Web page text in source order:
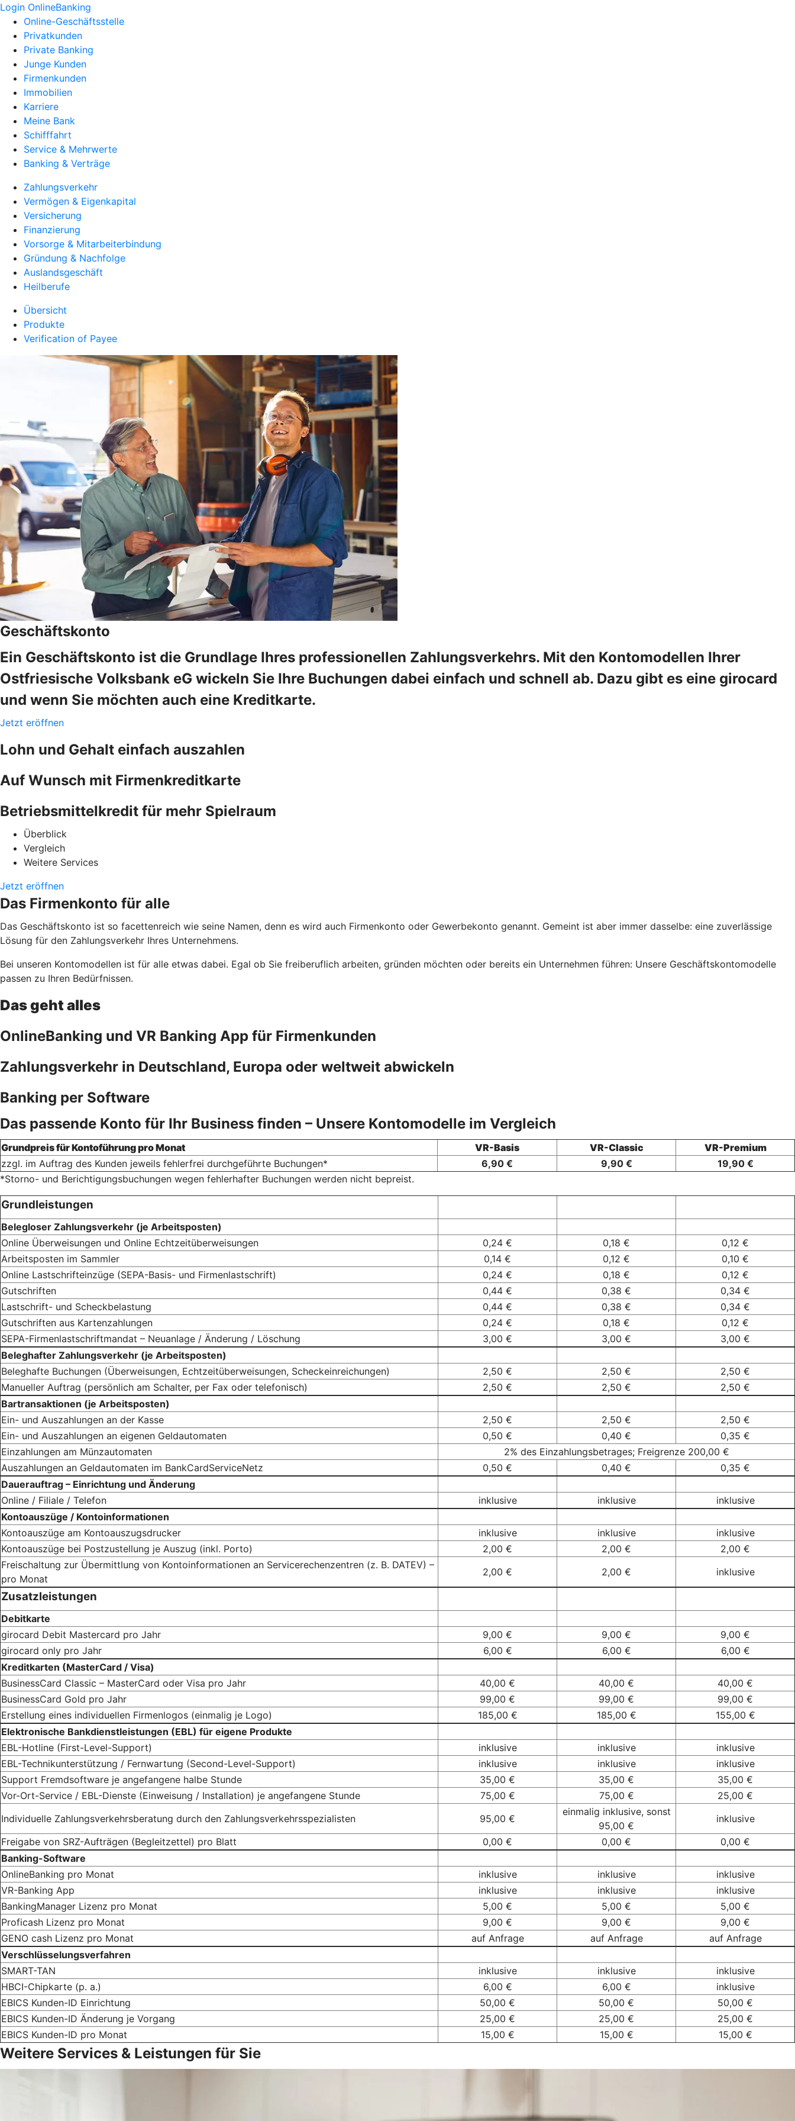
Login OnlineBanking
Online-Geschäftsstelle
Privatkunden
Private Banking
Junge Kunden
Firmenkunden
Immobilien
Karriere
Meine Bank
Schifffahrt
Service & Mehrwerte
Banking & Verträge
Zahlungsverkehr
Vermögen & Eigenkapital
Versicherung
Finanzierung
Vorsorge & Mitarbeiterbindung
Gründung & Nachfolge
Auslandsgeschäft
Heilberufe
Übersicht
Produkte
Verification of Payee
Geschäftskonto
Ein Geschäftskonto ist die Grundlage Ihres professionellen Zahlungsverkehrs. Mit den Kontomodellen Ihrer
Ostfriesische Volksbank eG wickeln Sie Ihre Buchungen dabei einfach und schnell ab. Dazu gibt es eine girocard
und wenn Sie möchten auch eine Kreditkarte.
Jetzt eröffnen
Lohn und Gehalt einfach auszahlen
Auf Wunsch mit Firmenkreditkarte
Betriebsmittelkredit für mehr Spielraum
Überblick
Vergleich
Weitere Services
Jetzt eröffnen
Das Firmenkonto für alle
Das Geschäftskonto ist so facettenreich wie seine Namen, denn es wird auch Firmenkonto oder Gewerbekonto genannt. Gemeint ist aber immer dasselbe: eine zuverlässige
Lösung für den Zahlungsverkehr Ihres Unternehmens.
Bei unseren Kontomodellen ist für alle etwas dabei. Egal ob Sie freiberuflich arbeiten, gründen möchten oder bereits ein Unternehmen führen: Unsere Geschäftskontomodelle
passen zu Ihren Bedürfnissen.
Das geht alles
OnlineBanking und VR Banking App für Firmenkunden
Zahlungsverkehr in Deutschland, Europa oder weltweit abwickeln
Banking per Software
Das passende Konto für Ihr Business finden – Unsere Kontomodelle im Vergleich
Grundpreis für Kontoführung pro Monat VR-Basis VR-Classic
VR-Premium
zzgl. im Auftrag des Kunden jeweils fehlerfrei durchgeführte Buchungen*
6,90 € 9,90 €
19,90 €
*Storno- und Berichtigungsbuchungen wegen fehlerhafter Buchungen werden nicht bepreist.
Grundleistungen
Belegloser Zahlungsverkehr (je Arbeitsposten)
Online Überweisungen und Online Echtzeitüberweisungen
0,24 € 0,18 €
0,12 €
Arbeitsposten im Sammler
0,14 € 0,12 €
0,10 €
Online Lastschrifteinzüge (SEPA-Basis- und Firmenlastschrift)
0,24 € 0,18 €
0,12 €
Gutschriften
0,44 € 0,38 €
0,34 €
Lastschrift- und Scheckbelastung
0,44 € 0,38 €
0,34 €
Gutschriften aus Kartenzahlungen
0,24 € 0,18 €
0,12 €
SEPA-Firmenlastschriftmandat – Neuanlage / Änderung / Löschung
3,00 € 3,00 €
3,00 €
Beleghafter Zahlungsverkehr (je Arbeitsposten)
Beleghafte Buchungen (Überweisungen, Echtzeitüberweisungen, Scheckeinreichungen)
2,50 € 2,50 €
2,50 €
Manueller Auftrag (persönlich am Schalter, per Fax oder telefonisch)
2,50 € 2,50 €
2,50 €
Bartransaktionen (je Arbeitsposten)
Ein- und Auszahlungen an der Kasse
2,50 € 2,50 €
2,50 €
Ein- und Auszahlungen an eigenen Geldautomaten
0,50 € 0,40 €
0,35 €
Einzahlungen am Münzautomaten
2% des Einzahlungsbetrages; Freigrenze 200,00 €
Auszahlungen an Geldautomaten im BankCardServiceNetz
0,50 € 0,40 €
0,35 €
Dauerauftrag – Einrichtung und Änderung
Online / Filiale / Telefon
inklusive inklusive
inklusive
Kontoauszüge / Kontoinformationen
Kontoauszüge am Kontoauszugsdrucker
inklusive inklusive
inklusive
Kontoauszüge bei Postzustellung je Auszug (inkl. Porto)
2,00 € 2,00 €
2,00 €
Freischaltung zur Übermittlung von Kontoinformationen an Servicerechenzentren (z. B. DATEV) –
pro Monat
2,00 € 2,00 € inklusive
Zusatzleistungen
Debitkarte
girocard Debit Mastercard pro Jahr
9,00 € 9,00 €
9,00 €
girocard only pro Jahr
6,00 € 6,00 €
6,00 €
Kreditkarten (MasterCard / Visa)
BusinessCard Classic – MasterCard oder Visa pro Jahr
40,00 € 40,00 €
40,00 €
BusinessCard Gold pro Jahr
99,00 € 99,00 €
99,00 €
Erstellung eines individuellen Firmenlogos (einmalig je Logo)
185,00 € 185,00 €
155,00 €
Elektronische Bankdienstleistungen (EBL) für eigene Produkte
EBL-Hotline (First-Level-Support)
inklusive inklusive
inklusive
EBL-Technikunterstützung / Fernwartung (Second-Level-Support)
inklusive inklusive
inklusive
Support Fremdsoftware je angefangene halbe Stunde
35,00 € 35,00 €
35,00 €
Vor-Ort-Service / EBL-Dienste (Einweisung / Installation) je angefangene Stunde
75,00 € 75,00 €
25,00 €
Individuelle Zahlungsverkehrsberatung durch den Zahlungsverkehrsspezialisten
95,00 €
einmalig inklusive, sonst
95,00 €
inklusive
Freigabe von SRZ-Aufträgen (Begleitzettel) pro Blatt
0,00 € 0,00 €
0,00 €
Banking-Software
OnlineBanking pro Monat
inklusive inklusive
inklusive
VR-Banking App
inklusive inklusive
inklusive
BankingManager Lizenz pro Monat
5,00 € 5,00 €
5,00 €
Proficash Lizenz pro Monat
9,00 € 9,00 €
9,00 €
GENO cash Lizenz pro Monat
auf Anfrage auf Anfrage
auf Anfrage
Verschlüsselungsverfahren
SMART-TAN
inklusive inklusive
inklusive
HBCI-Chipkarte (p. a.)
6,00 € 6,00 €
inklusive
EBICS Kunden-ID Einrichtung
50,00 € 50,00 €
50,00 €
EBICS Kunden-ID Änderung je Vorgang
25,00 € 25,00 €
25,00 €
EBICS Kunden-ID pro Monat
15,00 € 15,00 € 15,00 €
Weitere Services & Leistungen für Sie